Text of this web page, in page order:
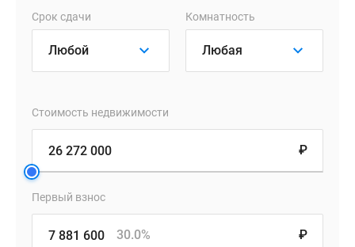
Срок сдачи Комнатность
Стоимость недвижимости
₽
Первый взнос
₽
30.0%